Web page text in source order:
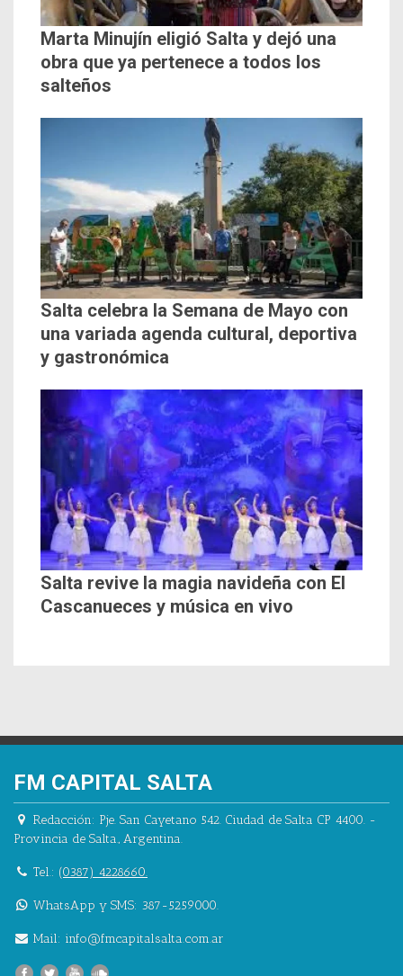
Marta Minujín eligió Salta y dejó una
obra que ya pertenece a todos los
salteños
Salta celebra la Semana de Mayo con
una variada agenda cultural, deportiva
y gastronómica
Salta revive la magia navideña con El
Cascanueces y música en vivo
FM CAPITAL SALTA
Redacción: Pje. San Cayetano 542. Ciudad de Salta CP 4400. -
Provincia de Salta., Argentina.
Tel.: (0387) 4228660.
WhatsApp y SMS: 387-5259000.
Mail: info@fmcapitalsalta.com.ar